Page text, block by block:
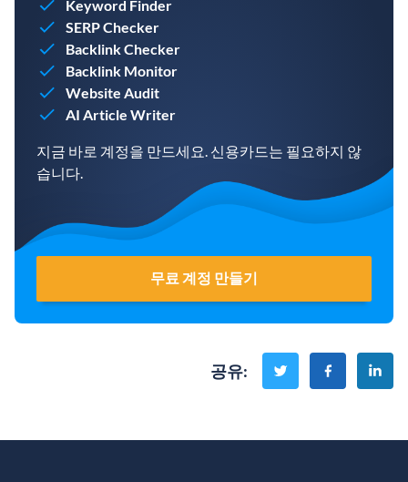
Keyword Finder
SERP Checker
Backlink Checker
Backlink Monitor
Website Audit
AI Article Writer
지금 바로 계정을 만드세요. 신용카드는 필요하지 않
습니다.
무료 계정 만들기
공유: